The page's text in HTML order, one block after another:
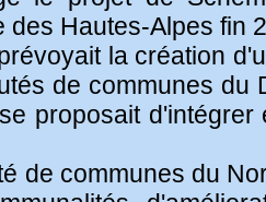
Hautes-Alpes fin
la création
de communes du
proposait
de communes du